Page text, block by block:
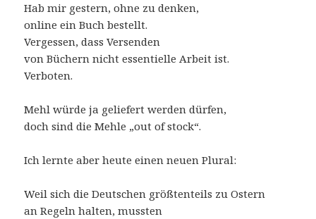
Hab mir gestern, ohne zu denken,
online ein Buch bestellt.
Vergessen, dass Versenden
von Büchern nicht essentielle Arbeit ist.
Verboten.
Mehl würde ja geliefert werden dürfen,
doch sind die Mehle „out of stock“.
Ich lernte aber heute einen neuen Plural:
Weil sich die Deutschen größtenteils zu Ostern
an Regeln halten, mussten